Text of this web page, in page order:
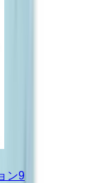
ン9